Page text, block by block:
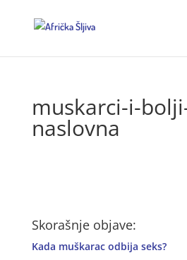
muskarci-i-
naslovna
Skorašnje objave:
Kada muškarac odbija seks?